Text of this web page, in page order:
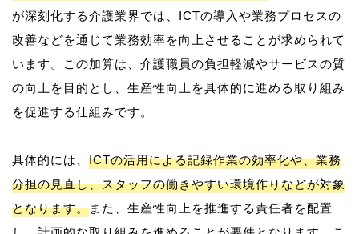
が深刻化する介護業界では、ICTの導入や業務プロセスの
改善などを通じて業務効率を向上させることが求められて
います。この加算は、介護職員の負担軽減やサービスの質
の向上を目的とし、生産性向上を具体的に進める取り組み
を促進する仕組みです。
具体的には、 ICTの活用による記録作業の効率化や、業務
分担の見直し、スタッフの働きやすい環境作りなどが対象
となります。また、生産性向上を推進する責任者を配置